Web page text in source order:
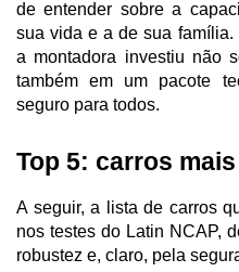
de entender sobre a
sua vida e a de sua
a montadora investiu não
também em um pacote
seguro para todos.
Top 5: carros
A seguir, a lista de carros
nos testes do Latin NCAP,
robustez e, claro, pela